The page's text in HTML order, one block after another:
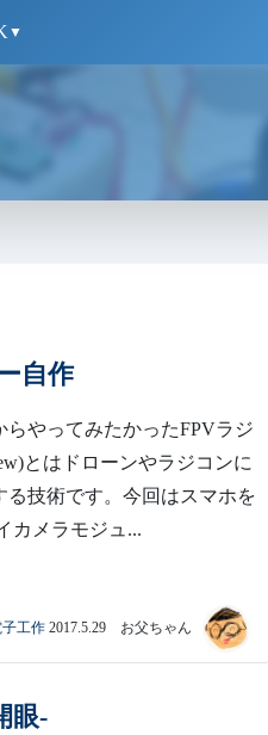
▼
自作
やってみたかったFPVラジ
とはドローンやラジコンに
技術です。今回はスマホを
カメラモジュ...
子工作 2017.5.29 お父ちゃん
眼-